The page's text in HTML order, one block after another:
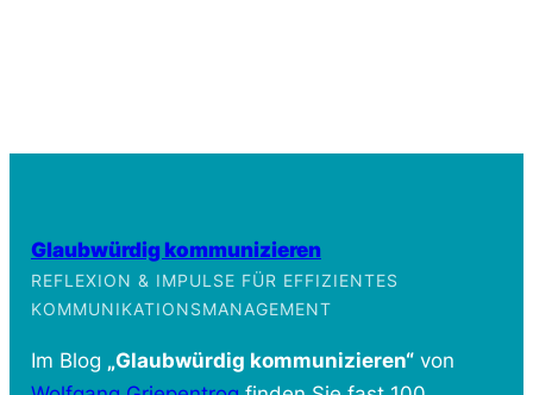
Glaubwürdig kommunizieren
REFLEXION & IMPULSE FÜR EFFIZIENTES
KOMMUNIKATIONSMANAGEMENT
Im Blog „Glaubwürdig kommunizieren“von